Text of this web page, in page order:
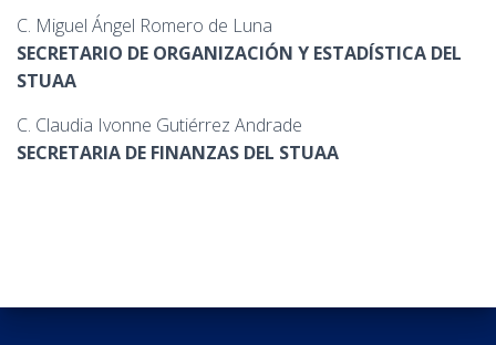
C. Miguel Ángel Romero de Luna
SECRETARIO DE ORGANIZACIÓN Y ESTADÍSTICA DEL
STUAA
C. Claudia Ivonne Gutiérrez Andrade
SECRETARIA DE FINANZAS DEL STUAA